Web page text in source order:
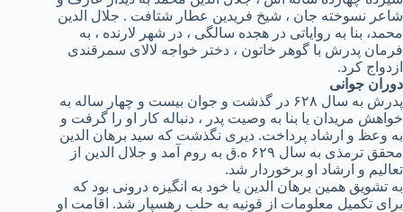
شاعر نسوخته جان ، شیخ فریدین عطار شتافت . جلال الدین
محمد، بنا به روایاتی در هجده سالگی ، در شهر لارنده ، به
فرمان پدرش با گوهر خاتون ، دختر خواجه لالای سمرقندی
ازدواج کرد.
دوران جوانی
پدرش به سال ۶۲۸ در گذشت و جوان بیست و چهار ساله به
خواهش مریدان یا بنا به وصیت پدر ، دنباله کار او را گرفت و
به وعظ و ارشاد پرداخت. دیری نگذشت که سید برهان الدین
محقق ترمذی به سال ۶۲۹ ه.ق به روم آمد و جلال الدین از
تعالیم و ارشاد او برخوردار شد.
به تشویق همین برهان الدین یا خود به انگیزه درونی بود که
برای تکمیل معلومات از قونیه به حلب رهسپار شد. اقامت او